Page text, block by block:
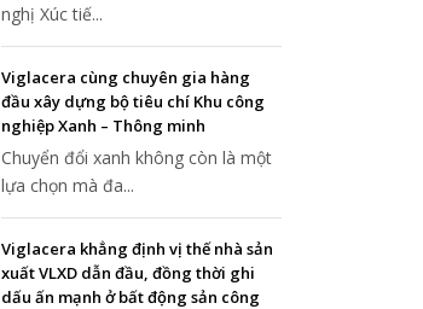
nghị Xúc tiế...
Viglacera cùng chuyên gia hàng
đầu xây dựng bộ tiêu chí Khu công
nghiệp Xanh – Thông minh
Chuyển đổi xanh không còn là một
lựa chọn mà đa...
Viglacera khẳng định vị thế nhà sản
xuất VLXD dẫn đầu, đồng thời ghi
dấu ấn mạnh ở bất động sản công